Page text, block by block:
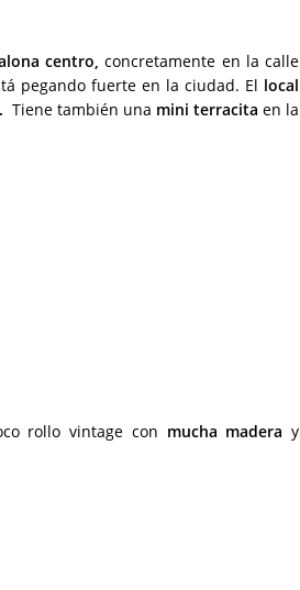
centro, concretamente en la calle
pegando fuerte en la ciudad. El local
Tiene también una mini terracita en la
rollo vintage con mucha madera y